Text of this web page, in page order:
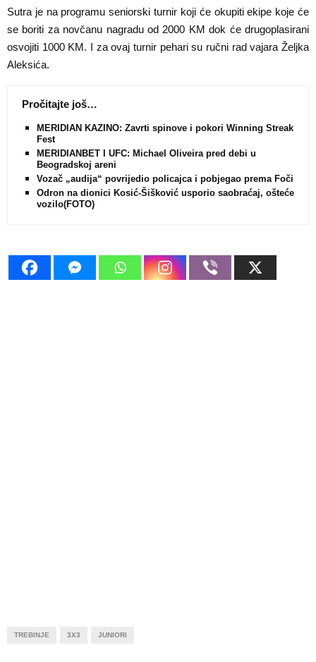
Sutra je na programu seniorski turnir koji će okupiti ekipe koje će
se boriti za novčanu nagradu od 2000 KM dok će drugoplasirani
osvojiti 1000 KM. I za ovaj turnir pehari su ručni rad vajara Željka
Aleksića.
Pročitajte još…
MERIDIAN KAZINO: Zavrti spinove i pokori Winning Streak
Fest
MERIDIANBET I UFC: Michael Oliveira pred debi u
Beogradskoj areni
Vozač „audija“ povrijedio policajca i pobjegao prema Foči
Odron na dionici Kosić-Šišković usporio saobraćaj, oštećeno
vozilo(FOTO)
TREBINJE 3X3 JUNIORI